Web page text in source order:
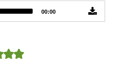
Audio
Player
00:00